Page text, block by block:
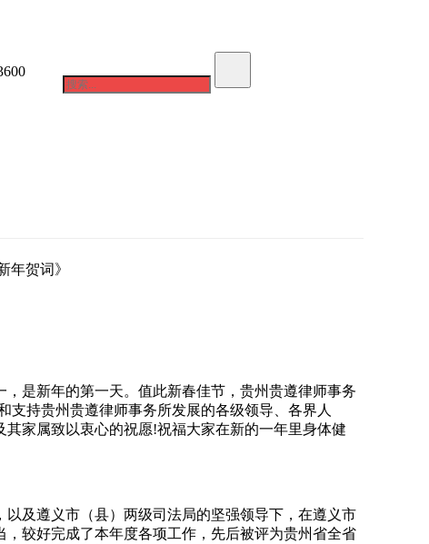
贺词》
，是新年的第一天。值此新春佳节，贵州贵遵律师事务
支持贵州贵遵律师事务所发展的各级领导、各界人
家属致以衷心的祝愿!祝福大家在新的一年里身体健
及遵义市（县）两级司法局的坚强领导下，在遵义市
较好完成了本年度各项工作，先后被评为贵州省全省